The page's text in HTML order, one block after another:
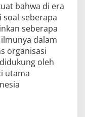
bahwa di era
soal seberapa
seberapa
dalam
organisasi
oleh
utama